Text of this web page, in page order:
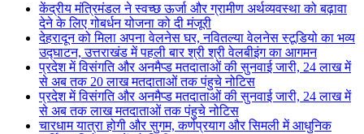
केंद्रीय मंत्रिमंडल ने स्वच्छ ऊर्जा और ग्रामीण अर्थव्यवस्था को बढ़ावा
देने के लिए गोबर्धन योजना को दी मंजूरी
देहरादून को मिला अपना वेलनेस घर, नवितल्या वेलनेस स्टूडियो का भव्य
उद्घाटन, उत्तराखंड में पहली बार श्री श्री वेलबीइंग का आगमन
प्रदेश में विसंगति और अनमैप्ड मतदाताओं की सुनवाई जारी, 24 लाख में
से अब तक 20 लाख मतदाताओं तक पंहुचे नोटिस
प्रदेश में विसंगति और अनमैप्ड मतदाताओं की सुनवाई जारी, 24 लाख में
से अब तक लाख मतदाताओं तक पंहुचे नोटिस
चारधाम यात्रा होगी और सुगम, कर्णप्रयाग और सिमली में आधुनिक